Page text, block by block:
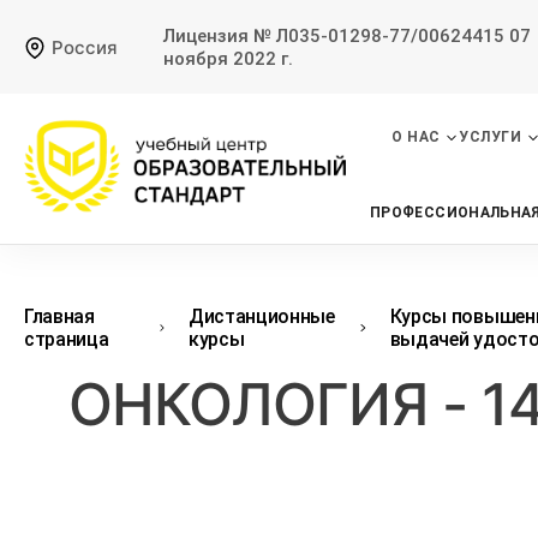
Россия
Лицензия № Л035-01298-77/00624415 07
ноября 2022 г.
О НАС УСЛУГИ
Главная
страница
Дистанционные
курсы
Курсы
выдачей
ОНКОЛОГИЯ -